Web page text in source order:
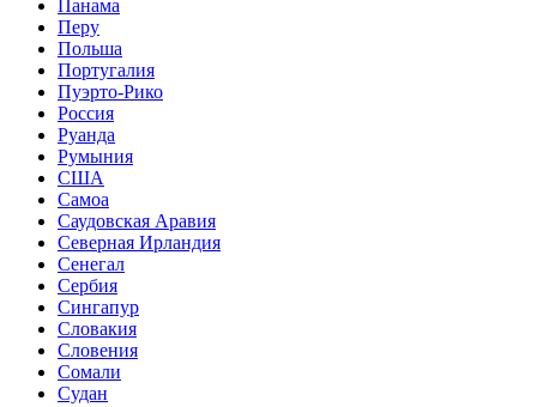
Панама
Перу
Польша
Португалия
Пуэрто-Рико
Россия
Руанда
Румыния
США
Самоа
Саудовская Аравия
Северная Ирландия
Сенегал
Сербия
Сингапур
Словакия
Словения
Сомали
Судан